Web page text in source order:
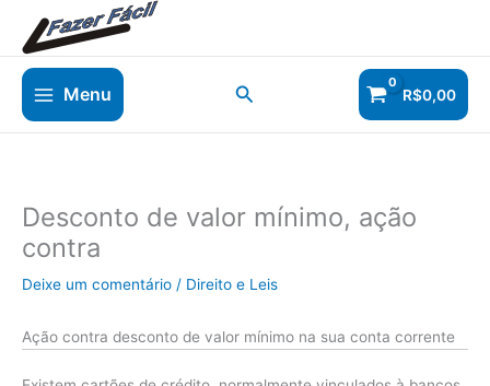
para
o
conteúdo Menu Pesquisar R$0,00
Desconto de valor mínimo, ação
contra
Deixe um comentário / Direito e Leis
Ação contra desconto de valor mínimo na sua conta corrente